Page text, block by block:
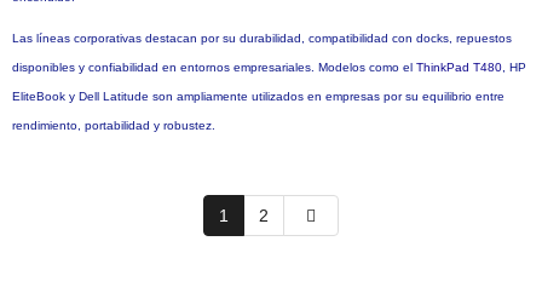
Las líneas corporativas destacan por su durabilidad, compatibilidad con docks, repuestos
disponibles y confiabilidad en entornos empresariales. Modelos como el ThinkPad T480 , HP
EliteBook y Dell Latitude son ampliamente utilizados en empresas por su equilibrio entre
rendimiento, portabilidad y robustez.
1 2